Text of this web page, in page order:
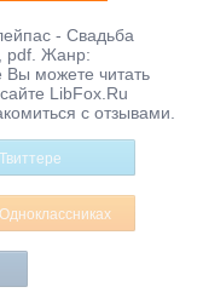
- Свадьба
pdf. Жанр:
можете читать
LibFox.Ru
с отзывами.